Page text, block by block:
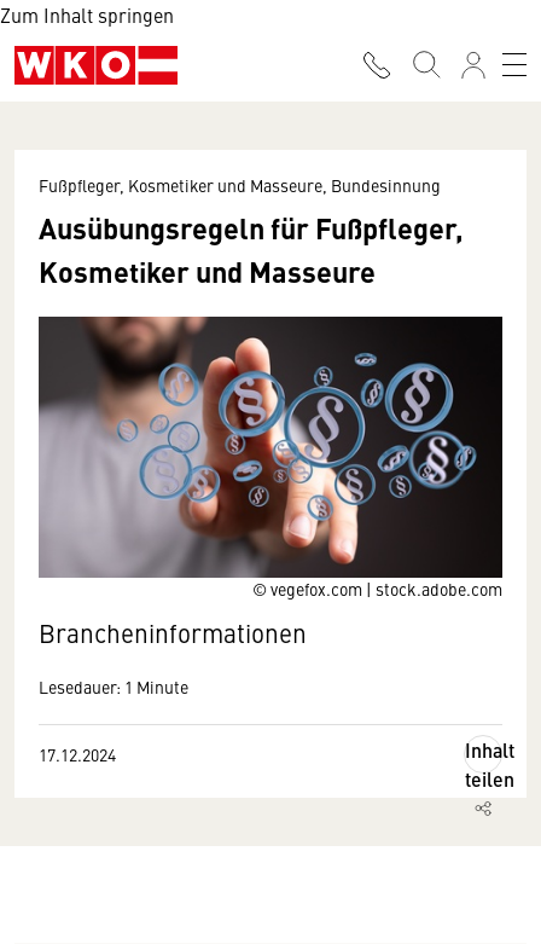
Zum Inhalt springen
© vegefox.com | stock.adobe.com
Fußpfleger, Kosmetiker und Masseure, Bundesinnung
Ausübungsregeln für Fußpfleger,
Kosmetiker und Masseure
Brancheninformationen
Lesedauer: 1 Minute
17.12.2024
Inhalt
teilen